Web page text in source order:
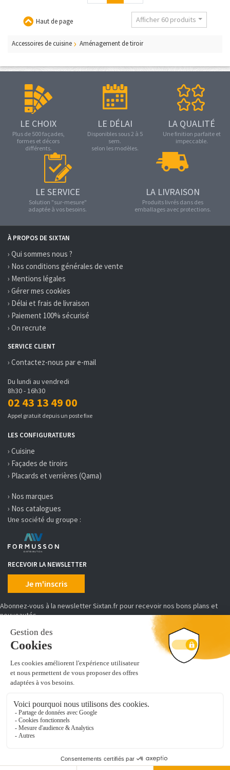
Haut de page Afficher 60 produits
Accessoires de cuisine Aménagement de tiroir
LE CHOIX
Plus de 500 façades,
formes et décors
différents.
LE DÉLAI
Disponibles sous 2 à 5
sem.
selon les modèles.
LA QUALITÉ
Une finition parfaite et
impeccable.
LE SERVICE
Solution "sur-mesure"
adaptée à vos besoins.
LA LIVRAISON
Produits livrés dans des
emballages avec protections.
À PROPOS DE SIXTAN
› Qui sommes nous ?
› Nos conditions générales de vente
› Mentions légales
› Gérer mes cookies
› Délai et frais de livraison
› Paiement 100% sécurisé
› On recrute
SERVICE CLIENT
› Contactez-nous par e-mail
Du lundi au vendredi
8h30 - 16h30
02 43 13 49 00
Appel gratuit depuis un poste fixe
LES CONFIGURATEURS
› Cuisine
› Façades de tiroirs
› Placards et verrières (Qama)
› Nos marques
› Nos catalogues
Une société du groupe :
RECEVOIR LA NEWSLETTER
Je m'inscris
Abonnez-vous à la newsletter Sixtan.fr pour recevoir nos bons plans et
nouveautés
MOYENS DE PAIEMENT
SIXTAN distribue, conditionne et achemine des produits d'équipement et
de prêt à poser de cuisine, salles de bains, placards et dressing.
Découvrez de nombreuses références pour aménager votre intérieur :
module colonne-tablette et penderie pour dressing
bon endroit !
Leader de l'équipement de cuisine en ligne, nous sommes distributeurs de
marques professionnelles, gage de qualité et de sérénité.
Nous mettons à jour nos produits quotidiennement sur notre site. Notre
Des questions sur votre commande ou le choix de vos produits, notre
service client vous répond du lundi au vendredi de 08h30 à 16h30.